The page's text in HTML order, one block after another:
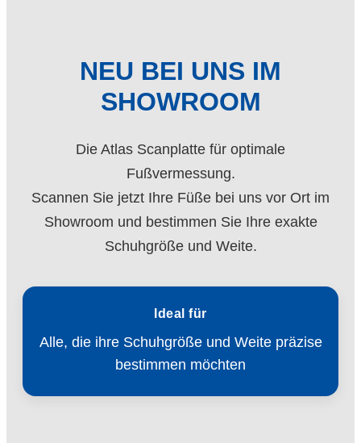
NEU BEI UNS IM
SHOWROOM
Die Atlas Scanplatte für optimale
Fußvermessung.
Scannen Sie jetzt Ihre Füße bei uns vor Ort im
Showroom und bestimmen Sie Ihre exakte
Schuhgröße und Weite.
Ideal für
Alle, die ihre Schuhgröße und Weite präzise
bestimmen möchten